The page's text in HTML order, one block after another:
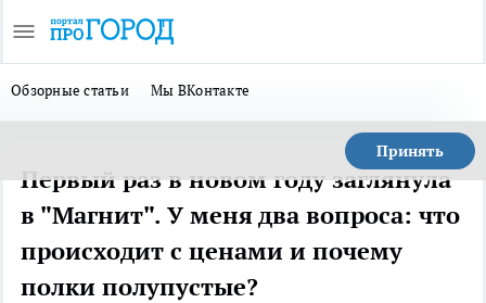
Обзорные статьи Мы ВКонтакте
Принять
Первый раз в новом году заглянула
в "Магнит". У меня два вопроса: что
происходит с ценами и почему
полки полупустые?